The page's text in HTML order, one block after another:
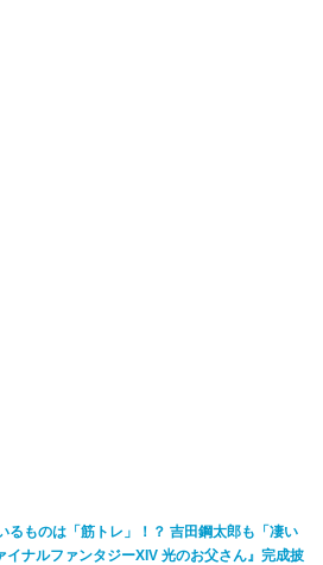
るものは「筋トレ」！？ 吉田鋼太郎も「凄い
イナルファンタジーXIV 光のお父さん』完成披